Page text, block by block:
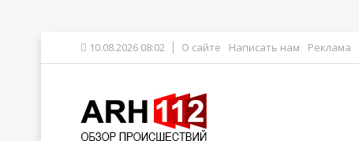
10.08.2026 08:02 О сайте Написать нам Реклама